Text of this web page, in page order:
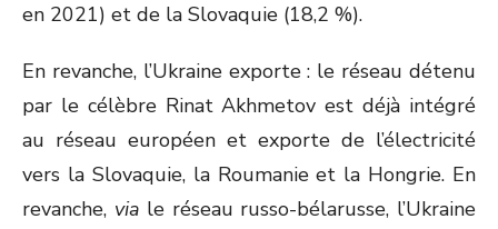
en 2021) et de la Slovaquie (18,2 %).
En revanche, l’Ukraine exporte : le réseau détenu
par le célèbre Rinat Akhmetov est déjà intégré
au réseau européen et exporte de l’électricité
vers la Slovaquie, la Roumanie et la Hongrie. En
revanche, via le réseau russo-bélarusse, l’Ukraine